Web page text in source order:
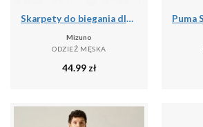
Skarpety do biegania dla dorosłych Mizuno DryLite Race Mid
Mizuno
ODZIEŻ MĘSKA
44.99 zł